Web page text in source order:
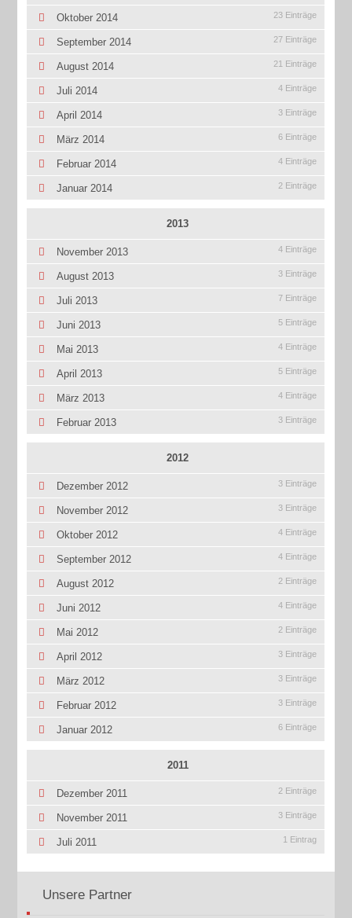
Oktober 2014 23 Einträge
September 2014 27 Einträge
August 2014 21 Einträge
Juli 2014 4 Einträge
April 2014 3 Einträge
März 2014 6 Einträge
Februar 2014 4 Einträge
Januar 2014 2 Einträge
2013
November 2013 4 Einträge
August 2013 3 Einträge
Juli 2013 7 Einträge
Juni 2013 5 Einträge
Mai 2013 4 Einträge
April 2013 5 Einträge
März 2013 4 Einträge
Februar 2013 3 Einträge
2012
Dezember 2012 3 Einträge
November 2012 3 Einträge
Oktober 2012 4 Einträge
September 2012 4 Einträge
August 2012 2 Einträge
Juni 2012 4 Einträge
Mai 2012 2 Einträge
April 2012 3 Einträge
März 2012 3 Einträge
Februar 2012 3 Einträge
Januar 2012 6 Einträge
2011
Dezember 2011 2 Einträge
November 2011 3 Einträge
Juli 2011 1 Eintrag
Unsere Partner